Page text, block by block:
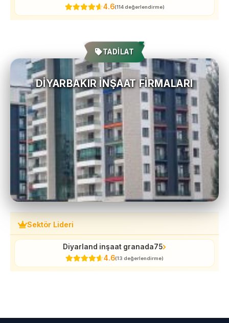
4.6(114 değerlendirme)
TADİLAT
DIYARBAKIR İNŞAAT FIRMALARI
Sektör Lideri
Diyarland inşaat granada75
4.6(13 değerlendirme)